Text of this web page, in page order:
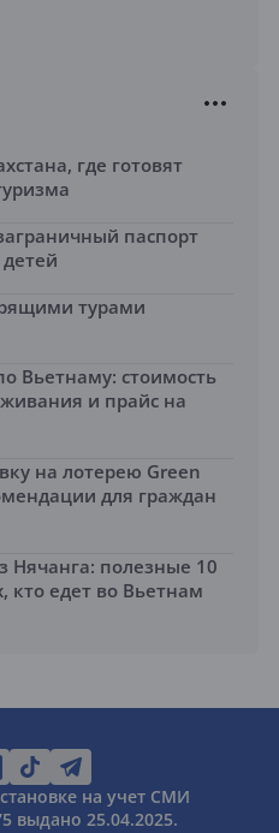
где готовят
паспорт
турами
Вьетнаму: стоимость
и прайс на
на лотерею Green
для граждан
Нячанга: полезные 10
кто едет во Вьетнам
на учет СМИ
выдано 25.04.2025.